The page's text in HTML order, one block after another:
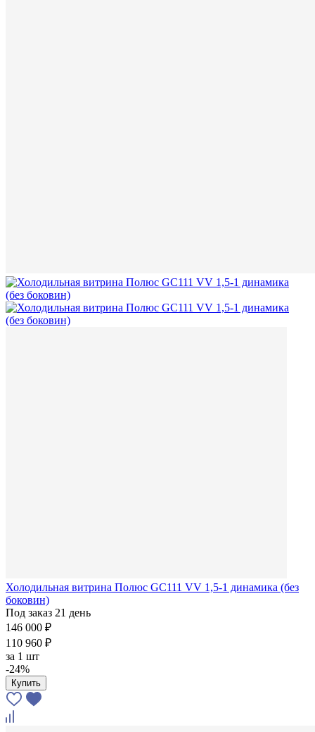
Холодильная витрина Полюс GC111 VV 1,5-1 динамика (без
боковин)
Под заказ 21 день
146 000 ₽
110 960 ₽
за 1 шт
-24%
Купить